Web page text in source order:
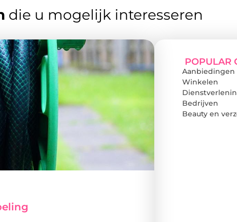
die u mogelijk interesseren
POPULAR
Aanbiedingen
Winkelen
Bedrijven
Beauty en